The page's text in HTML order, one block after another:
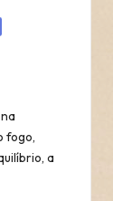
fogo,
a